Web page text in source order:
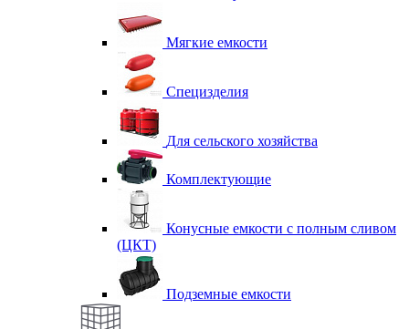
Мягкие емкости
Специзделия
Для сельского хозяйства
Комплектующие
Конусные емкости с полным сливом
(ЦКТ)
Подземные емкости